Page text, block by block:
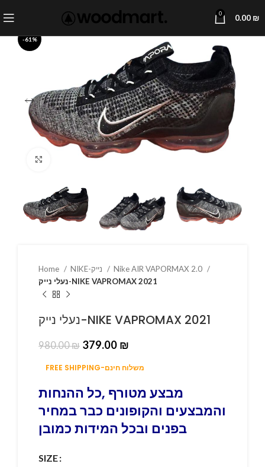
0 0.00 ₪
-61%
Click to enlarge
Home
Nike AIR VAPORMAX 2.0
נעלי נייק-NIKE VAPROMAX 2021
נעלי נייק-NIKE VAPROMAX 2021
980.00₪ 379.00 ₪
FREE SHIPPING-משלוח חינם
מבצע מטורף ,כל ההנחות
והמבצעים והקופונים כבר במחיר
בפנים ובכל המידות כמובן
SIZE